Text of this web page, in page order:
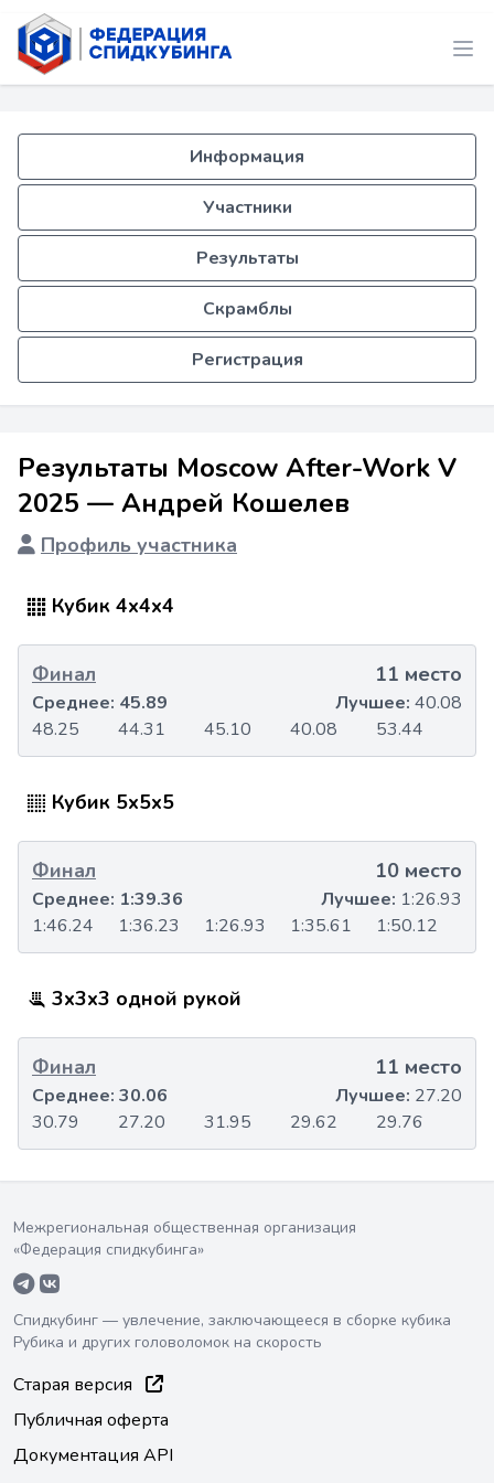
Информация
Участники
Результаты
Скрамблы
Регистрация
Результаты Moscow After-Work V
2025 — Андрей Кошелев
Профиль участника
Кубик 4x4x4
Финал 11 место
48.25 44.31 45.10 40.08 53.44
Среднее: 45.89 Лучшее: 40.08
Кубик 5x5x5
Финал 10 место
1:46.24 1:36.23 1:26.93 1:35.61 1:50.12
Среднее: 1:39.36 Лучшее: 1:26.93
3x3x3 одной рукой
Финал 11 место
30.79 27.20 31.95 29.62 29.76
Среднее: 30.06 Лучшее: 27.20
Межрегиональная общественная организация
«Федерация спидкубинга»
Спидкубинг — увлечение, заключающееся в сборке кубика
Рубика и других головоломок на скорость
Старая версия
Публичная оферта
Документация API